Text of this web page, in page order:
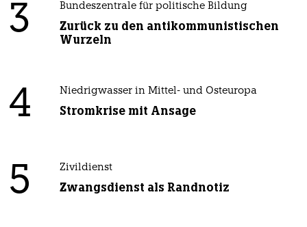
3 Bundeszentrale für politische Bildung
Zurück zu den antikommunistischen
Wurzeln
4 Niedrigwasser in Mittel- und Osteuropa
Stromkrise mit Ansage
5 Zivildienst
Zwangsdienst als Randnotiz